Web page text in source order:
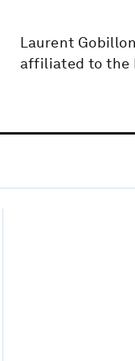
Laurent
affiliated to the